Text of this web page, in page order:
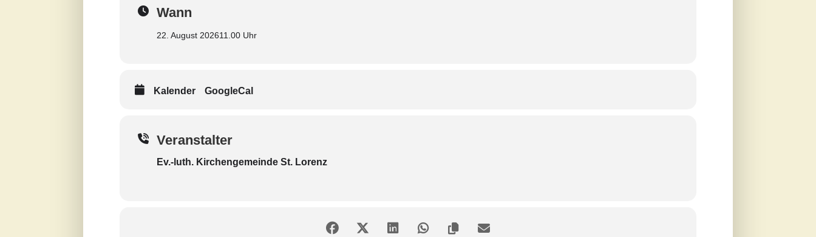
Wann
22. August 202611.00 Uhr
Kalender GoogleCal
Veranstalter
Ev.-luth. Kirchengemeinde St. Lorenz